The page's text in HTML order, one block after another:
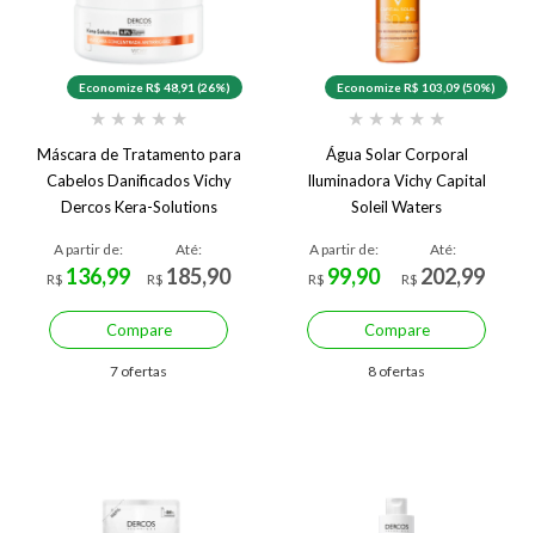
Economize R$ 48,91 (26%)
★ ★ ★ ★ ★
Máscara de Tratamento para
Cabelos Danificados Vichy
Dercos Kera-Solutions
A partir de:
R$ 136,99
Até:
R$ 185,90
Compare
7 ofertas
Economize R$ 103,09 (50%)
★ ★ ★ ★ ★
Água Solar Corporal
Iluminadora Vichy Capital
Soleil Waters
A partir de:
R$ 99,90
Até:
R$ 202,99
Compare
8 ofertas